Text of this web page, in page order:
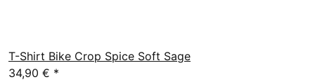
T-Shirt Bike Crop Spice Soft Sage
34,90 € *